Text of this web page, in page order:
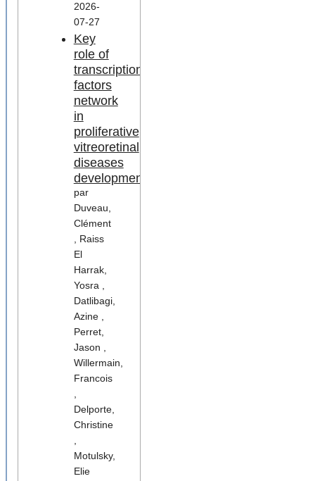
2026-
07-27
Key
role of
transcription
factors
network
in
proliferative
vitreoretinal
diseases
development
par
Duveau,
Clément
, Raiss
El
Harrak,
Yosra ,
Datlibagi,
Azine ,
Perret,
Jason ,
Willermain,
Francois
,
Delporte,
Christine
,
Motulsky,
Elie